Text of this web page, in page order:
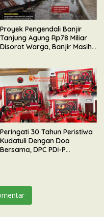
Proyek Pengendali Banjir
Tanjung Agung Rp78 Miliar
Disorot Warga, Banjir Masih
Peringati 30 Tahun Peristiwa
Kudatuli Dengan Doa
Bersama, DPC PDI-P